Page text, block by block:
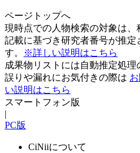
ページトップへ
現時点での人物検索の対象は、
記載に基づき研究者番号が推
す。
※詳しい説明はこちら
成果物リストには自動推定処理
誤りや漏れにお気付きの際は
い説明はこちら
スマートフォン版
|
PC版
CiNiiについて